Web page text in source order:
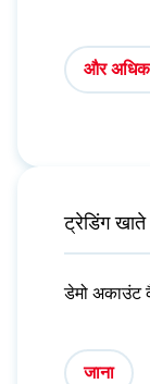
और
ट्रेडिंग खाते
डेमो अकाउंट
जाना